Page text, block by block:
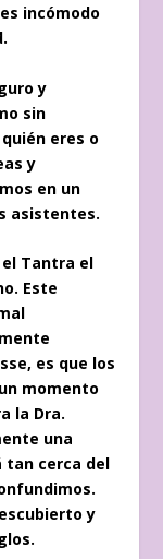
incómodo
y
sin
eres o
y
en un
asistentes.
el Tantra el
Este
es que los
momento
la Dra.
una
tan cerca del
y